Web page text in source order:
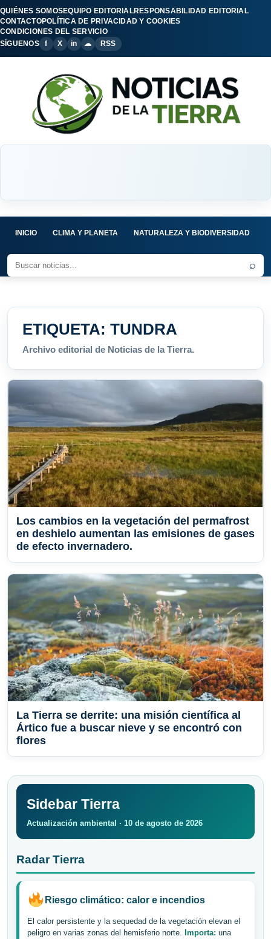
QUIÉNES SOMOSEQUIPO EDITORIALRESPONSABILIDAD EDITORIAL
CONTACTOPOLÍTICA DE PRIVACIDAD Y COOKIES
CONDICIONES DEL SERVICIO
SÍGUENOS
f X in ☁ RSS
INICIO CLIMA Y PLANETA NATURALEZA Y BIODIVERSIDAD
⌕
ETIQUETA: TUNDRA
Archivo editorial de Noticias de la Tierra.
Los cambios en la vegetación del permafrost
en deshielo aumentan las emisiones de gases
de efecto invernadero.
La Tierra se derrite: una misión científica al
Ártico fue a buscar nieve y se encontró con
flores
Sidebar Tierra
Actualización ambiental · 10 de agosto de 2026
Radar Tierra
Riesgo climático: calor e incendios
El calor persistente y la sequedad de la vegetación elevan el
peligro en varias zonas del hemisferio norte. Importa: una